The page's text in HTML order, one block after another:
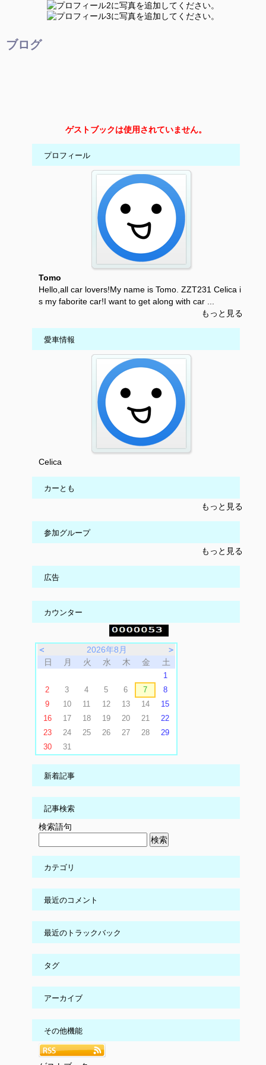
ブログ
ゲストブックは使用されていません。
プロフィール
Tomo
Hello,all car lovers!My name is Tomo. ZZT231 Celica i
s my faborite car!I want to get along with car ...
もっと見る
愛車情報
Celica
カーとも
もっと見る
参加グループ
もっと見る
広告
カウンター
＜ 2026年8月
＞
日
月 火 水 木 金 土
1
2
3 4 5 6 7
8
9
10 11 12 13 14
15
16
17 18 19 20 21
22
23
24 25 26 27 28
29
30
31
新着記事
記事検索
検索語句
カテゴリ
最近のコメント
最近のトラックバック
タグ
アーカイブ
その他機能